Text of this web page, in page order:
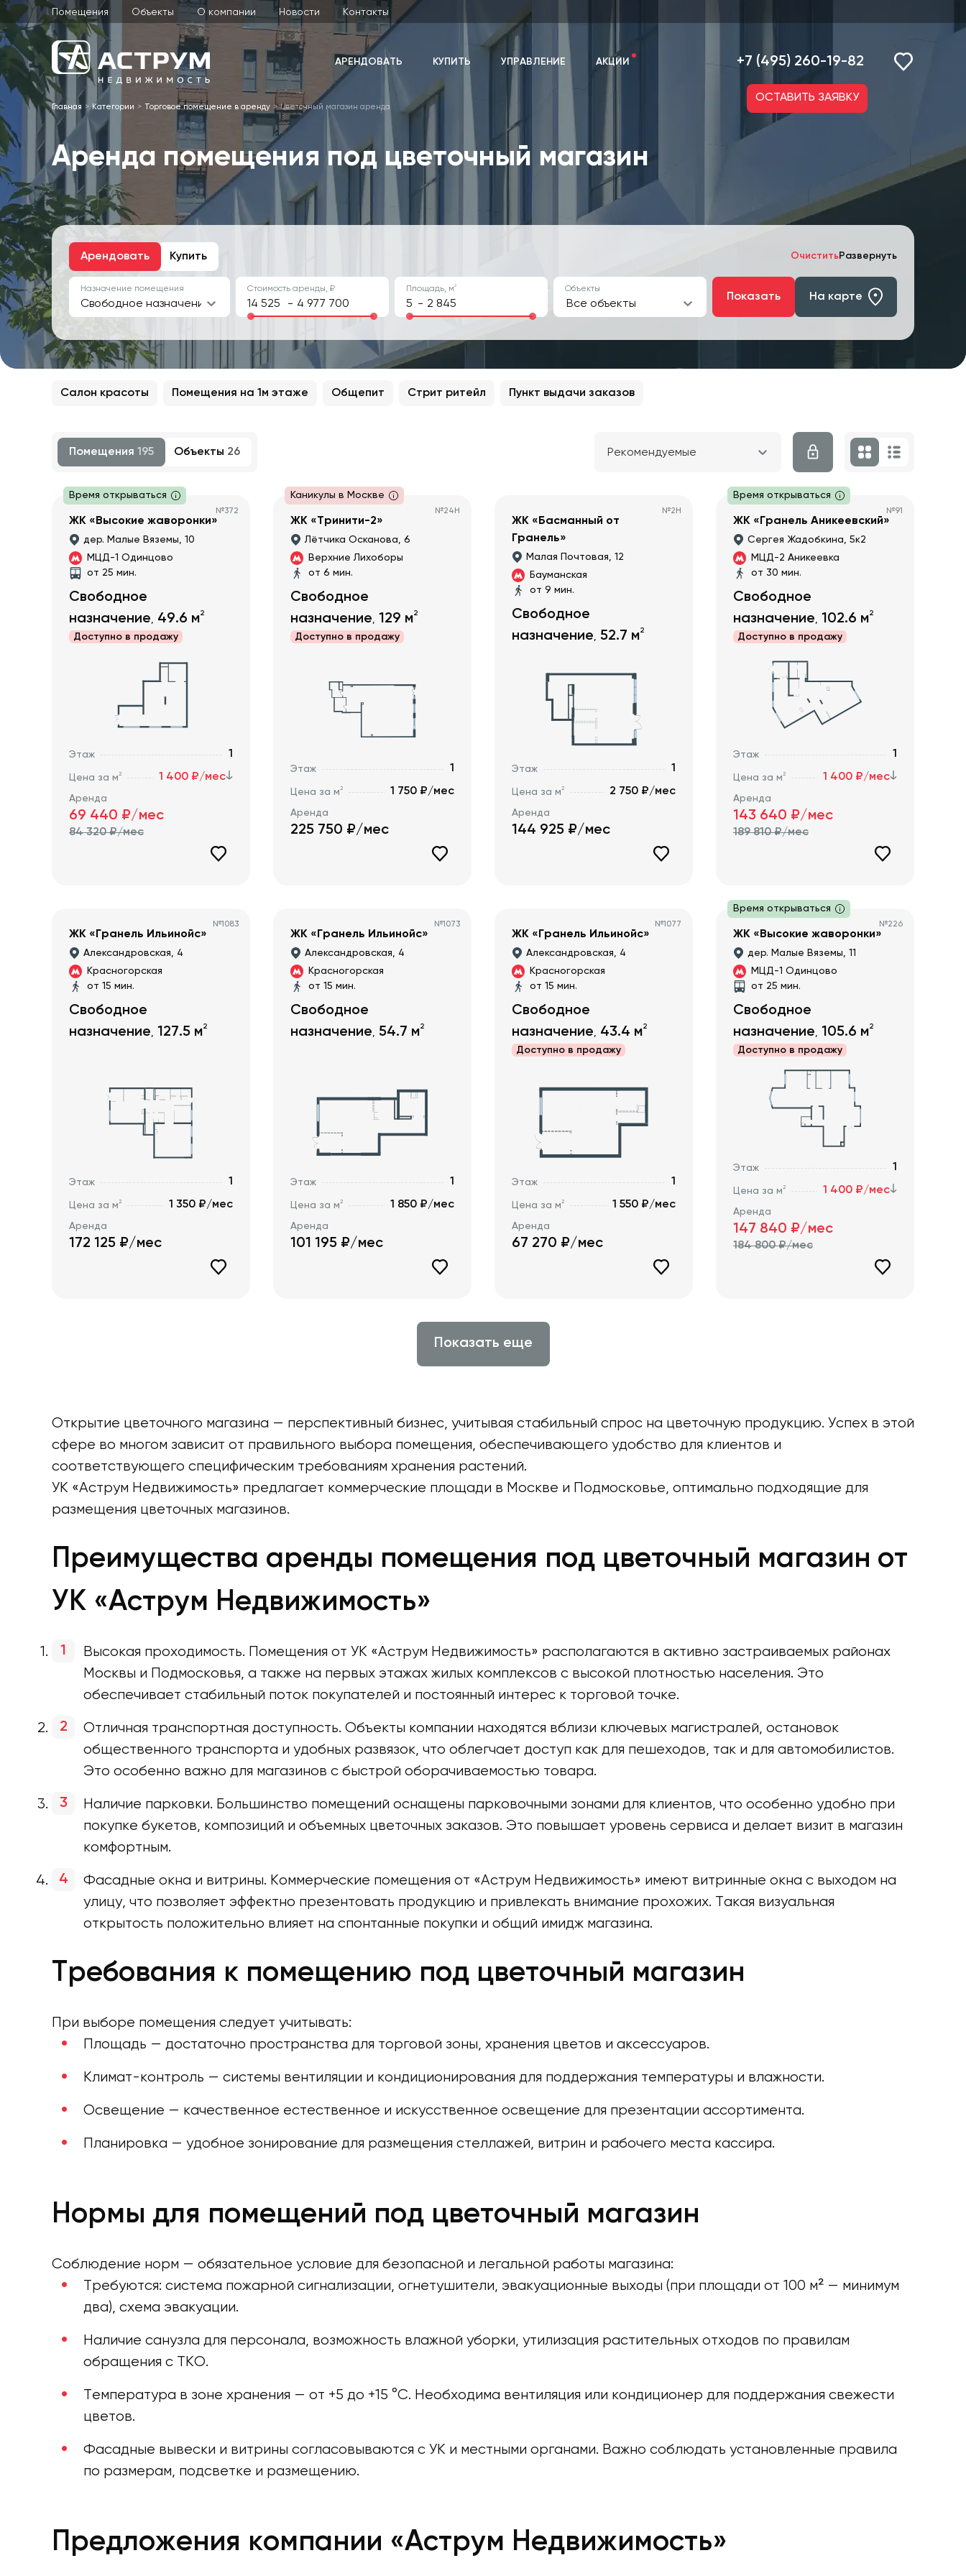
Помещения Объекты О компании Новости Контакты
АРЕНДОВАТЬ КУПИТЬ УПРАВЛЕНИЕ АКЦИИ +7 (495) 260-19-82
Главная Категории Торговое помещение в аренду Цветочный магазин аренда
ОСТАВИТЬ ЗАЯВКУ
Аренда помещения под цветочный магазин
Арендовать Купить ОчиститьРазвернуть
Назначение помещения
Свободное назначение, Торговое назначение
Стоимость аренды, ₽
-
Площадь, м2
-
Объекты
Все объекты Показать На карте
Салон красоты Помещения на 1м этаже Общепит Стрит ритейл Пункт выдачи заказов
Помещения 195 Объекты 26 Рекомендуемые
Время открываться
№372
ЖК «Высокие жаворонки»
дер. Малые Вяземы, 10
МЦД-1 Одинцово
от 25 мин.
Свободное
назначение, 49.6 м2
Доступно в продажу
Этаж 1
Цена за м2 1 400 ₽/мес
Аренда
69 440 ₽/мес
84 320₽/мес
Каникулы в Москве
№24Н
ЖК «Тринити-2»
Лётчика Осканова, 6
Верхние Лихоборы
от 6 мин.
Свободное
назначение, 129 м2
Доступно в продажу
Этаж 1
Цена за м2 1 750 ₽/мес
Аренда
225 750 ₽/мес
№2Н
ЖК «Басманный от
Гранель»
Малая Почтовая, 12
Бауманская
от 9 мин.
Свободное
назначение, 52.7 м2
Этаж 1
Цена за м2 2 750 ₽/мес
Аренда
144 925 ₽/мес
Время открываться
№91
ЖК «Гранель Аникеевский»
Сергея Жадобкина, 5к2
МЦД-2 Аникеевка
от 30 мин.
Свободное
назначение, 102.6 м2
Доступно в продажу
Этаж 1
Цена за м2 1 400 ₽/мес
Аренда
143 640 ₽/мес
189 810₽/мес
№1083
ЖК «Гранель Ильинойс»
Александровская, 4
Красногорская
от 15 мин.
Свободное
назначение, 127.5 м2
Этаж 1
Цена за м2 1 350 ₽/мес
Аренда
172 125 ₽/мес
№1073
ЖК «Гранель Ильинойс»
Александровская, 4
Красногорская
от 15 мин.
Свободное
назначение, 54.7 м2
Этаж 1
Цена за м2 1 850 ₽/мес
Аренда
101 195 ₽/мес
№1077
ЖК «Гранель Ильинойс»
Александровская, 4
Красногорская
от 15 мин.
Свободное
назначение, 43.4 м2
Доступно в продажу
Этаж 1
Цена за м2 1 550 ₽/мес
Аренда
67 270 ₽/мес
Время открываться
№226
ЖК «Высокие жаворонки»
дер. Малые Вяземы, 11
МЦД-1 Одинцово
от 25 мин.
Свободное
назначение, 105.6 м2
Доступно в продажу
Этаж 1
Цена за м2 1 400 ₽/мес
Аренда
147 840 ₽/мес
184 800₽/мес
Показать еще
Открытие цветочного магазина — перспективный бизнес, учитывая стабильный спрос на цветочную продукцию. Успех в этой
сфере во многом зависит от правильного выбора помещения, обеспечивающего удобство для клиентов и
соответствующего специфическим требованиям хранения растений.
УК «Аструм Недвижимость» предлагает коммерческие площади в Москве и Подмосковье, оптимально подходящие для
размещения цветочных магазинов.
Преимущества аренды помещения под цветочный магазин от
УК «Аструм Недвижимость»
Высокая проходимость. Помещения от УК «Аструм Недвижимость» располагаются в активно застраиваемых районах
Москвы и Подмосковья, а также на первых этажах жилых комплексов с высокой плотностью населения. Это
обеспечивает стабильный поток покупателей и постоянный интерес к торговой точке.
Отличная транспортная доступность. Объекты компании находятся вблизи ключевых магистралей, остановок
общественного транспорта и удобных развязок, что облегчает доступ как для пешеходов, так и для автомобилистов.
Это особенно важно для магазинов с быстрой оборачиваемостью товара.
Наличие парковки. Большинство помещений оснащены парковочными зонами для клиентов, что особенно удобно при
покупке букетов, композиций и объемных цветочных заказов. Это повышает уровень сервиса и делает визит в магазин
комфортным.
Фасадные окна и витрины. Коммерческие помещения от «Аструм Недвижимость» имеют витринные окна с выходом на
улицу, что позволяет эффектно презентовать продукцию и привлекать внимание прохожих. Такая визуальная
открытость положительно влияет на спонтанные покупки и общий имидж магазина.
Требования к помещению под цветочный магазин
При выборе помещения следует учитывать:
Площадь — достаточно пространства для торговой зоны, хранения цветов и аксессуаров.
Климат-контроль — системы вентиляции и кондиционирования для поддержания температуры и влажности.
Освещение — качественное естественное и искусственное освещение для презентации ассортимента.
Планировка — удобное зонирование для размещения стеллажей, витрин и рабочего места кассира.
Нормы для помещений под цветочный магазин
Соблюдение норм — обязательное условие для безопасной и легальной работы магазина:
Требуются: система пожарной сигнализации, огнетушители, эвакуационные выходы (при площади от 100 м² — минимум
два), схема эвакуации.
Наличие санузла для персонала, возможность влажной уборки, утилизация растительных отходов по правилам
обращения с ТКО.
Температура в зоне хранения — от +5 до +15 °C. Необходима вентиляция или кондиционер для поддержания свежести
цветов.
Фасадные вывески и витрины согласовываются с УК и местными органами. Важно соблюдать установленные правила
по размерам, подсветке и размещению.
Предложения компании «Аструм Недвижимость»